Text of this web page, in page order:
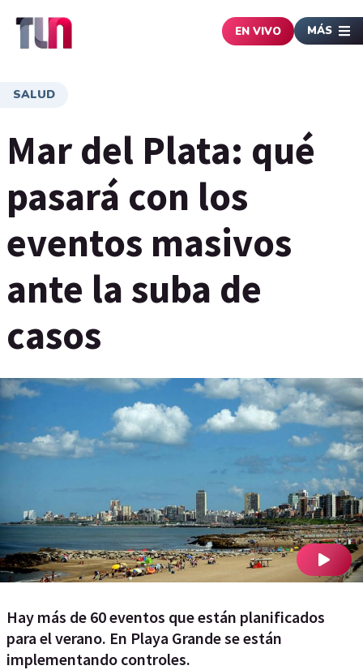
EN VIVO MÁS
SALUD
Mar del Plata: qué
pasará con los
eventos masivos
ante la suba de
casos
Hay más de 60 eventos que están planificados
para el verano. En Playa Grande se están
implementando controles.